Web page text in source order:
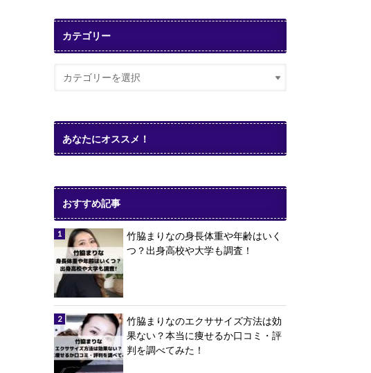
カテゴリー
あなたにオススメ！
おすすめ記事
竹脇まりなの身長体重や年齢はいく
つ？出身高校や大学も調査！
竹脇まりなのエクササイズ方法は効
果ない？本当に痩せるか口コミ・評
判を調べてみた！